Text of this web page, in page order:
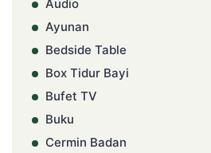
Audio
Ayunan
Bedside Table
Box Tidur Bayi
Bufet TV
Buku
Cermin Badan